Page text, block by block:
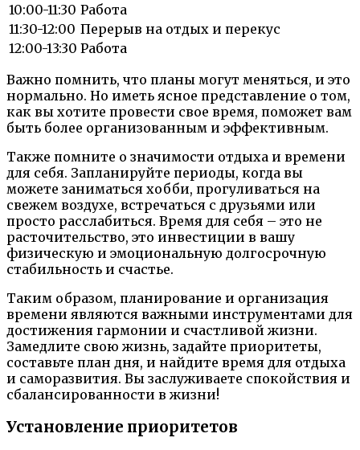
10:00-11:30 Работа
11:30-12:00 Перерыв на отдых и перекус
12:00-13:30 Работа
Важно помнить, что планы могут меняться, и это
нормально. Но иметь ясное представление о том,
как вы хотите провести свое время, поможет вам
быть более организованным и эффективным.
Также помните о значимости отдыха и времени
для себя. Запланируйте периоды, когда вы
можете заниматься хобби, прогуливаться на
свежем воздухе, встречаться с друзьями или
просто расслабиться. Время для себя – это не
расточительство, это инвестиции в вашу
физическую и эмоциональную долгосрочную
стабильность и счастье.
Таким образом, планирование и организация
времени являются важными инструментами для
достижения гармонии и счастливой жизни.
Замедлите свою жизнь, задайте приоритеты,
составьте план дня, и найдите время для отдыха
и саморазвития. Вы заслуживаете спокойствия и
сбалансированности в жизни!
Установление приоритетов